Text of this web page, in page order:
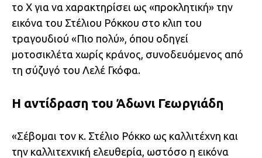
το X για να χαρακτηρίσει ως «προκλητική» την
εικόνα του Στέλιου Ρόκκου στο κλιπ του
τραγουδιού «Πιο πολύ», όπου οδηγεί
μοτοσικλέτα χωρίς κράνος, συνοδευόμενος από
τη σύζυγό του Λελέ Γκόφα.
Η αντίδραση του Άδωνι Γεωργιάδη
«Σέβομαι τον κ. Στέλιο Ρόκκο ως καλλιτέχνη και
την καλλιτεχνική ελευθερία, ωστόσο η εικόνα